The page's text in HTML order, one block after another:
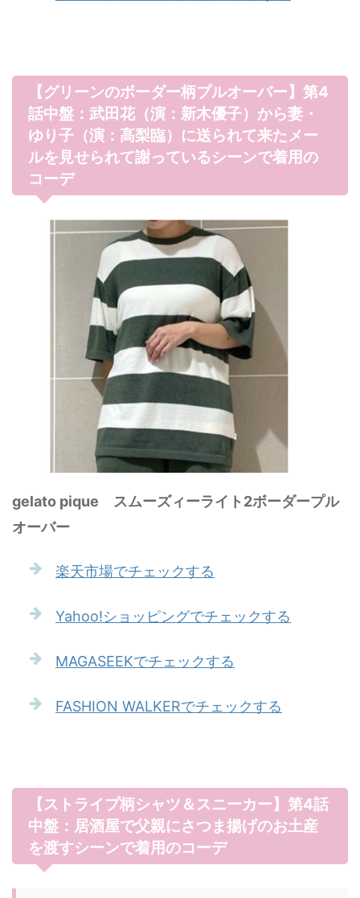
【グリーンのボーダー柄プルオーバー】第4
話中盤：武田花（演：新木優子）から妻・
ゆり子（演：高梨臨）に送られて来たメー
ルを見せられて謝っているシーンで着用の
コーデ
gelato pique スムーズィーライト2ボーダープル
オーバー
楽天市場でチェックする
Yahoo!ショッピングでチェックする
MAGASEEKでチェックする
FASHION WALKERでチェックする
【ストライプ柄シャツ＆スニーカー】第4話
中盤：居酒屋で父親にさつま揚げのお土産
を渡すシーンで着用のコーデ